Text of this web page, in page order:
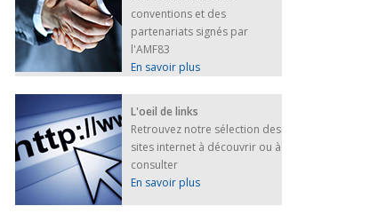
conventions et des
partenariats signés par
l'AMF83
En savoir plus
L'oeil de links
Retrouvez notre sélection des
sites internet à découvrir ou à
consulter
En savoir plus